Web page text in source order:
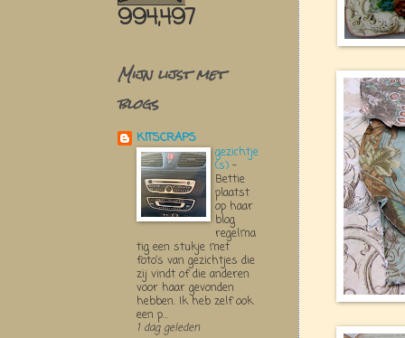
994,497
Mijn lijst met
blogs
KITSCRAPS
gezichtje
(s) -
Bettie
plaatst
op haar
blog
regelma
tig een stukje met
foto’s van gezichtjes die
zij vindt of die anderen
voor haar gevonden
hebben. Ik heb zelf ook
een p...
1 dag geleden